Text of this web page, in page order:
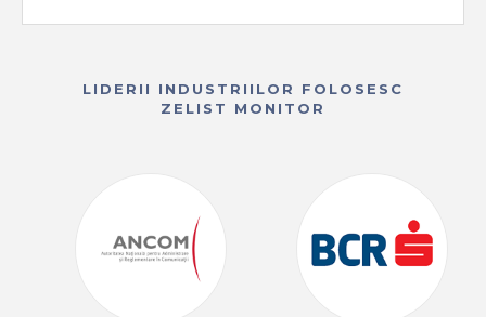
LIDERII INDUSTRIILOR FOLOSESC
ZELIST MONITOR